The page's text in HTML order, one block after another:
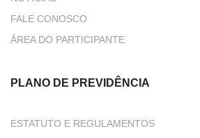
FALE CONOSCO
ÁREA DO PARTICIPANTE
PLANO DE PREVIDÊNCIA
ESTATUTO E REGULAMENTOS